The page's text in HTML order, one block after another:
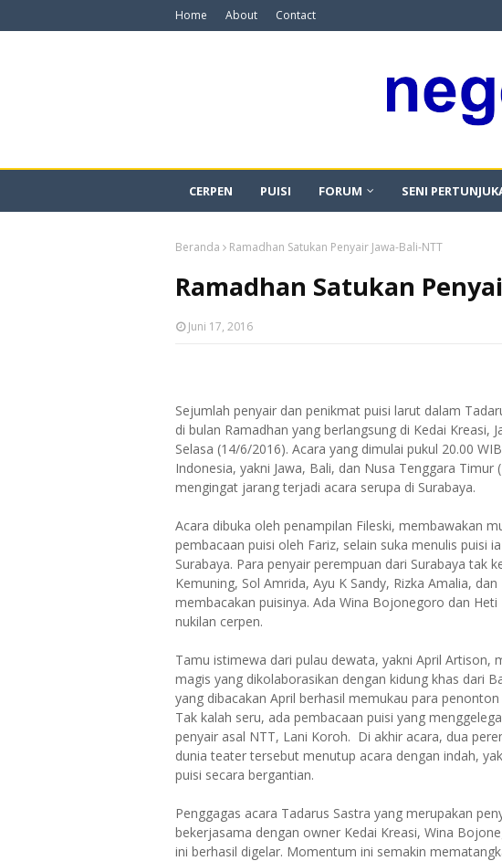
Home About Contact
CERPEN PUISI FORUM SENI
Beranda Ramadhan Satukan Penyair Jawa-Bali-NTT
Ramadhan Satukan
Juni 17, 2016
Sejumlah penyair dan penikmat puisi larut dalam
di bulan Ramadhan yang berlangsung di Kedai Kreasi,
Selasa (14/6/2016). Acara yang dimulai pukul 20.00
Indonesia, yakni Jawa, Bali, dan Nusa Tenggara Timur
mengingat jarang terjadi acara serupa di Surabaya.
Acara dibuka oleh penampilan Fileski, membawakan
pembacaan puisi oleh Fariz, selain suka menulis puisi
Surabaya. Para penyair perempuan dari Surabaya tak
Kemuning, Sol Amrida, Ayu K Sandy, Rizka Amalia,
membacakan puisinya. Ada Wina Bojonegoro dan
nukilan cerpen.
Tamu istimewa dari pulau dewata, yakni April Artison,
magis yang dikolaborasikan dengan kidung khas dari
yang dibacakan April berhasil memukau para
Tak kalah seru, ada pembacaan puisi yang
penyair asal NTT, Lani Koroh. Di akhir acara, dua
dunia teater tersebut menutup acara dengan indah,
puisi secara bergantian.
Penggagas acara Tadarus Sastra yang merupakan
bekerjasama dengan owner Kedai Kreasi, Wina
ini berhasil digelar. Momentum ini semakin